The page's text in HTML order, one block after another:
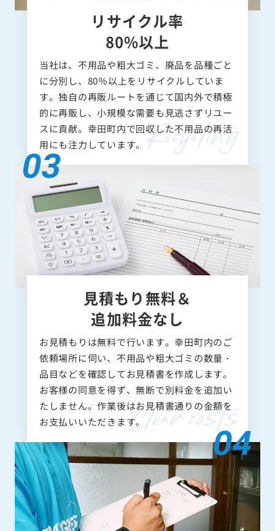
リサイクル率
80%以上
当社は、不用品や粗大ゴミ、廃品を品種ごと
に分別し、80％以上をリサイクルしていま
す。独自の再販ルートを通じて国内外で積極
的に再販し、小規模な需要も見逃さずリユー
スに貢献。幸田町内で回収した不用品の再活
用にも注力しています。
見積もり無料＆
追加料金なし
お見積もりは無料で行います。幸田町内のご
依頼場所に伺い、不用品や粗大ゴミの数量・
品目などを確認してお見積書を作成します。
お客様の同意を得ず、無断で別料金を追加い
たしません。作業後はお見積書通りの金額を
お支払いいただきます。